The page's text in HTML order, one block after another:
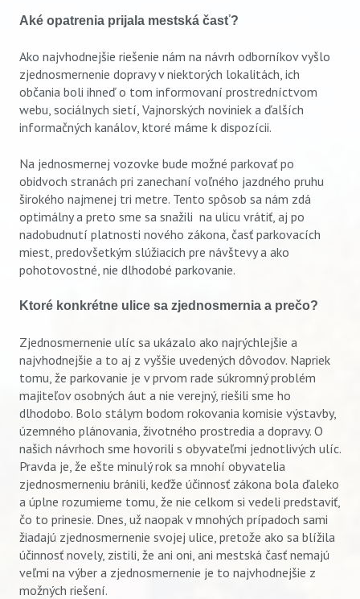
Aké opatrenia prijala mestská časť?
Ako najvhodnejšie riešenie nám na návrh odborníkov vyšlo
zjednosmernenie dopravy v niektorých lokalitách, ich
občania boli ihneď o tom informovaní prostredníctvom
webu, sociálnych sietí, Vajnorských noviniek a ďalších
informačných kanálov, ktoré máme k dispozícii.
Na jednosmernej vozovke bude možné parkovať po
obidvoch stranách pri zanechaní voľného jazdného pruhu
širokého najmenej tri metre. Tento spôsob sa nám zdá
optimálny a preto sme sa snažili na ulicu vrátiť, aj po
nadobudnutí platnosti nového zákona, časť parkovacích
miest, predovšetkým slúžiacich pre návštevy a ako
pohotovostné, nie dlhodobé parkovanie.
Ktoré konkrétne ulice sa zjednosmernia a prečo?
Zjednosmernenie ulíc sa ukázalo ako najrýchlejšie a
najvhodnejšie a to aj z vyššie uvedených dôvodov. Napriek
tomu, že parkovanie je v prvom rade súkromný problém
majiteľov osobných áut a nie verejný, riešili sme ho
dlhodobo. Bolo stálym bodom rokovania komisie výstavby,
územného plánovania, životného prostredia a dopravy. O
našich návrhoch sme hovorili s obyvateľmi jednotlivých ulíc.
Pravda je, že ešte minulý rok sa mnohí obyvatelia
zjednosmerneniu bránili, keďže účinnosť zákona bola ďaleko
a úplne rozumieme tomu, že nie celkom si vedeli predstaviť,
čo to prinesie. Dnes, už naopak v mnohých prípadoch sami
žiadajú zjednosmernenie svojej ulice, pretože ako sa blížila
účinnosť novely, zistili, že ani oni, ani mestská časť nemajú
veľmi na výber a zjednosmernenie je to najvhodnejšie z
možných riešení.